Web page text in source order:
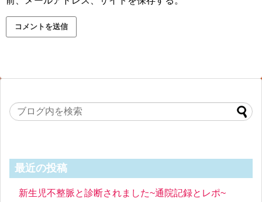
最近の投稿
新生児不整脈と診断されました~通院記録とレポ~